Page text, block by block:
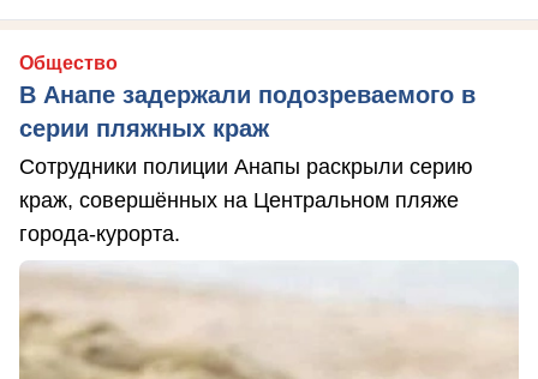
Общество
В Анапе задержали подозреваемого в
серии пляжных краж
Сотрудники полиции Анапы раскрыли серию
краж, совершённых на Центральном пляже
города-курорта.